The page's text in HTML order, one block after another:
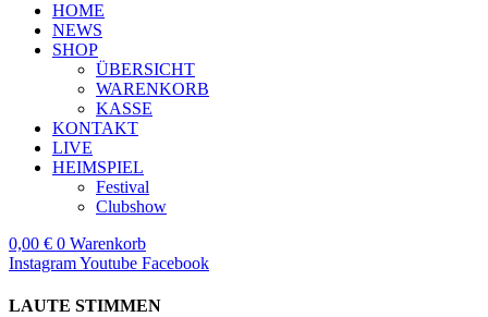
HOME
NEWS
SHOP
ÜBERSICHT
WARENKORB
KASSE
KONTAKT
LIVE
HEIMSPIEL
Festival
Clubshow
0,00 € 0 Warenkorb
InstagramYoutube Facebook
LAUTE STIMMEN